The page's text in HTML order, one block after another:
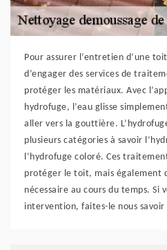
Pour assurer l’entretien d’une
d’engager des services de
protéger les matériaux. Avec
hydrofuge, l’eau glisse
aller vers la gouttière.
plusieurs catégories à savoir
l’hydrofuge coloré. Ces
protéger le toit, mais également
nécessaire au cours du temps. Si
intervention, faites-le nous savoir